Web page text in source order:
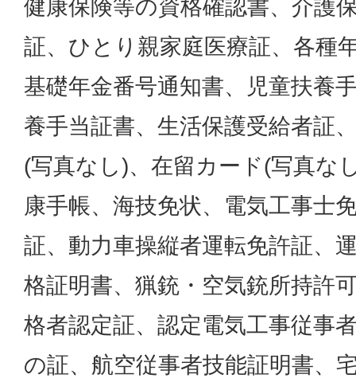
健康保険等の資格確認書、介護
証、ひとり親家庭医療証、各種
基礎年金番号通知書、児童扶養
養手当証書、生活保護受給者証
(写真なし)、在留カード(写真な
康手帳、海技免状、電気工事士
証、動力車操縦者運転免許証、
格証明書、猟銃・空気銃所持許
格者認定証、認定電気工事従事
の証、航空従事者技能証明書、